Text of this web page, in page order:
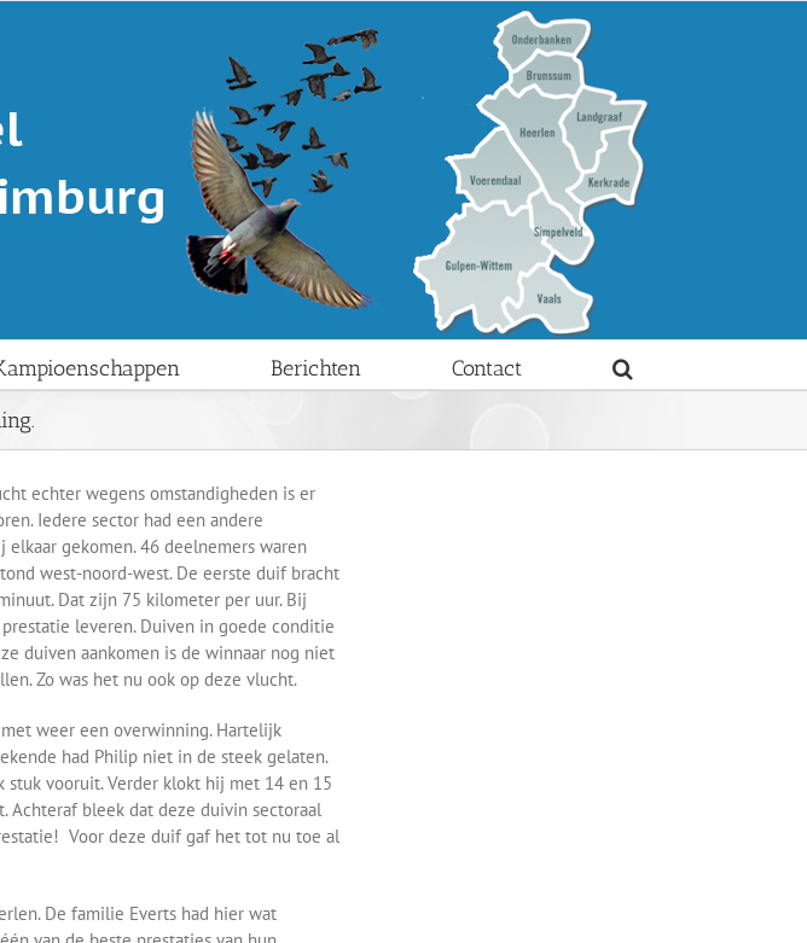
Berichten
Contact
echter wegens omstandigheden is er
Iedere sector had een andere
gekomen. 46 deelnemers waren
west-noord-west. De eerste duif bracht
Dat zijn 75 kilometer per uur. Bij
leveren. Duiven in goede conditie
duiven aankomen is de winnaar nog niet
Zo was het nu ook op deze vlucht.
weer een overwinning. Hartelijk
had Philip niet in de steek gelaten.
vooruit. Verder klokt hij met 14 en 15
Achteraf bleek dat deze duivin sectoraal
Voor deze duif gaf het tot nu toe al
De familie Everts had hier wat